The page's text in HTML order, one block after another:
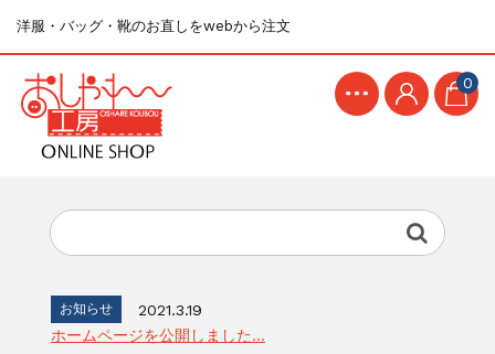
洋服・バッグ・靴のお直しをwebから注文
0
お知らせ
2021.3.19
ホームページを公開しました...